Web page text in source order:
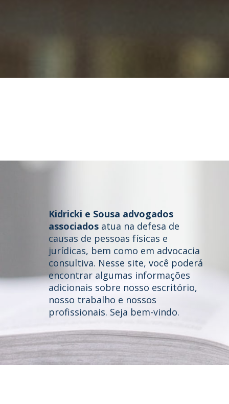
Home
Quem somos
Áreas de Atuação
Profissionais
Kidricki e Sousa advogados
associadosatua na defesa de
causas de pessoas físicas e
jurídicas, bem como em advocacia
consultiva. Nesse site, você poderá
encontrar algumas informações
adicionais sobre nosso escritório,
nosso trabalho e nossos
profissionais. Seja bem-vindo.